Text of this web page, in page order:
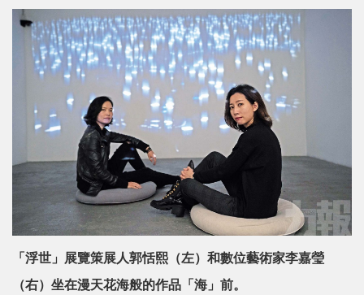
「浮世」展覽策展人郭恬熙（左）和數位藝術家李嘉瑩
（右）坐在漫天花海般的作品「海」前。